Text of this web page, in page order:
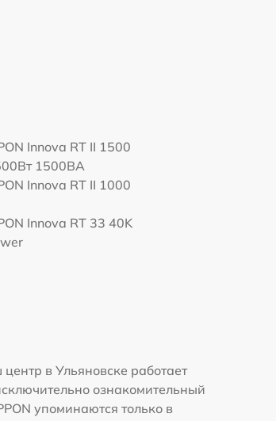
Innova RT II 1500
1500ВА
Innova RT II 1000
Innova RT 33 40K
в Ульяновске работает
ознакомительный
упоминаются только в